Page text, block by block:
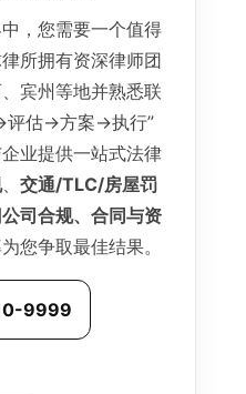
，您需要一个值得
所拥有资深律师团
宾州等地并熟悉联
评估→方案→执行”
业提供一站式法律
、 交通/TLC/房屋罚
公司合规、合同与资
您争取最佳结果。
9999